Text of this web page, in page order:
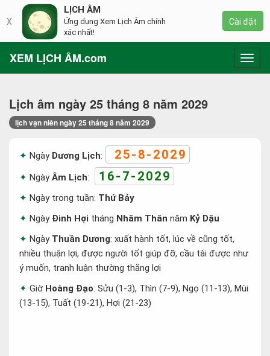
XEM LỊCH ÂM.com
Lịch âm ngày 25 tháng 8 năm 2029
lịch vạn niên ngày 25 tháng 8 năm 2029
Ngày Dương Lịch: 25-8-2029
NgàyÂm Lịch: 16-7-2029
Ngày trong tuần: Thứ Bảy
Ngày Đinh Hợi tháng Nhâm Thân năm Kỷ Dậu
Ngày Thuần Dương: xuất hành tốt, lúc về cũng tốt,
nhiều thuận lợi, được người tốt giúp đỡ, cầu tài được như
ý muốn, tranh luận thường thắng lợi
Giờ Hoàng Đạo: Sửu (1-3), Thìn (7-9), Ngọ (11-13), Mùi
(13-15), Tuất (19-21), Hợi (21-23)
X
LỊCH ÂM
Ứng dụng Xem Lịch Âm chính
xác nhất!
Cài đặt